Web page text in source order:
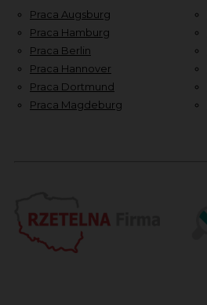
Praca Augsburg
Praca Hamburg
Praca Berlin
Praca Hannover
Praca Dortmund
Praca Magdeburg